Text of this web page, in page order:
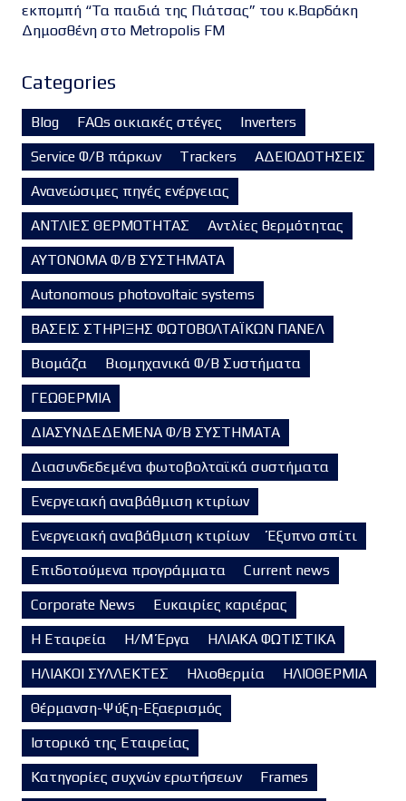
εκπομπή “Τα παιδιά της Πιάτσας” του κ.Βαρδάκη
Δημοσθένη στο Metropolis FM
Categories
Blog FAQs οικιακές στέγες
Inverters
Service Φ/Β πάρκων
Trackers
ΑΔΕΙΟΔΟΤΗΣΕΙΣ
Ανανεώσιμες πηγές ενέργειας
ΑΝΤΛΙΕΣ ΘΕΡΜΟΤΗΤΑΣ
Αντλίες θερμότητας
ΑΥΤΟΝΟΜΑ Φ/Β ΣΥΣΤΗΜΑΤΑ
Autonomous photovoltaic systems
ΒΑΣΕΙΣ ΣΤΗΡΙΞΗΣ ΦΩΤΟΒΟΛΤΑΪΚΩΝ ΠΑΝΕΛ
Βιομάζα
Βιομηχανικά Φ/Β Συστήματα
ΓΕΩΘΕΡΜΙΑ
ΔΙΑΣΥΝΔΕΔΕΜΕΝΑ Φ/Β ΣΥΣΤΗΜΑΤΑ
Διασυνδεδεμένα φωτοβολταϊκά συστήματα
Ενεργειακή αναβάθμιση κτιρίων
Ενεργειακή αναβάθμιση κτιρίων
Έξυπνο σπίτι
Επιδοτούμενα προγράμματα
Current news
Corporate News
Ευκαιρίες καριέρας
Η Εταιρεία
Η/Μ Έργα
ΗΛΙΑΚΑ ΦΩΤΙΣΤΙΚΑ
ΗΛΙΑΚΟΙ ΣΥΛΛΕΚΤΕΣ
Ηλιοθερμία
ΗΛΙΟΘΕΡΜΙΑ
Θέρμανση-Ψύξη-Εξαερισμός
Ιστορικό της Εταιρείας
Κατηγορίες συχνών ερωτήσεων
Frames